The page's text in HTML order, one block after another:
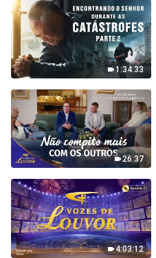
1:34:33
26:37
4:03:12